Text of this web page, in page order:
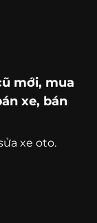
mới, mua
xe, bán
xe oto.